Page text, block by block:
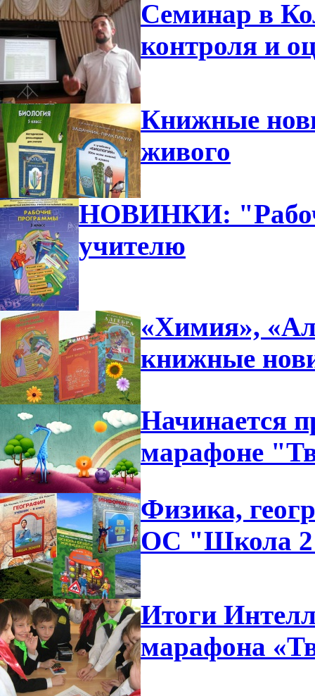
Семинар в
контроля и
Книжные
живого
НОВИНКИ:
учителю
«Химия»,
книжные
Начинается
марафоне
Физика,
ОС "Школа
Итоги
марафона